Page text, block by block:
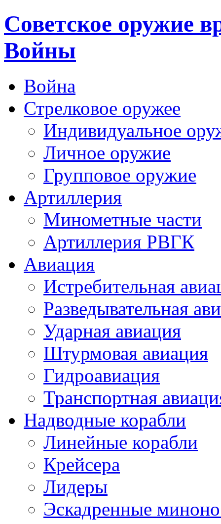
Cоветское оружие
Войны
Война
Стрелковое оружее
Индивидуальное
Личное оружие
Групповое оружие
Артиллерия
Минометные части
Артиллерия РВГК
Авиация
Истребительная
Разведывательная
Ударная авиация
Штурмовая авиация
Гидроавиация
Транспортная
Надводные корабли
Линейные корабли
Крейсера
Лидеры
Эскадренные